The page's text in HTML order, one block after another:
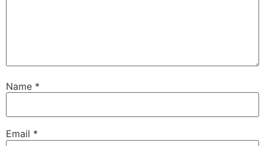
Name *
Email *